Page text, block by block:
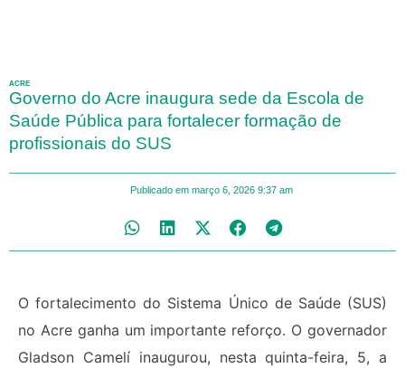
ACRE
Governo do Acre inaugura sede da Escola de
Saúde Pública para fortalecer formação de
profissionais do SUS
Publicado em março 6, 2026 9:37 am
O fortalecimento do Sistema Único de Saúde (SUS)
no Acre ganha um importante reforço. O governador
Gladson Camelí inaugurou, nesta quinta-feira, 5, a